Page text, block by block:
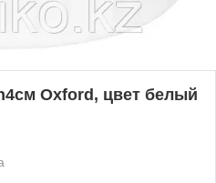
Oxford, цвет белый